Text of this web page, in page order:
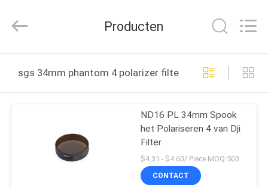
PRODUCTEN
ONGEVEER
Shadow
Technology
Rights
Producten
sgs 34mm phantom 4 polarizer filter online fabricage
ND16 PL 34mm Spook
het Polariseren 4 van Dji
Filter
$4.31 - $4.60/ Piece MOQ:500
CONTACT